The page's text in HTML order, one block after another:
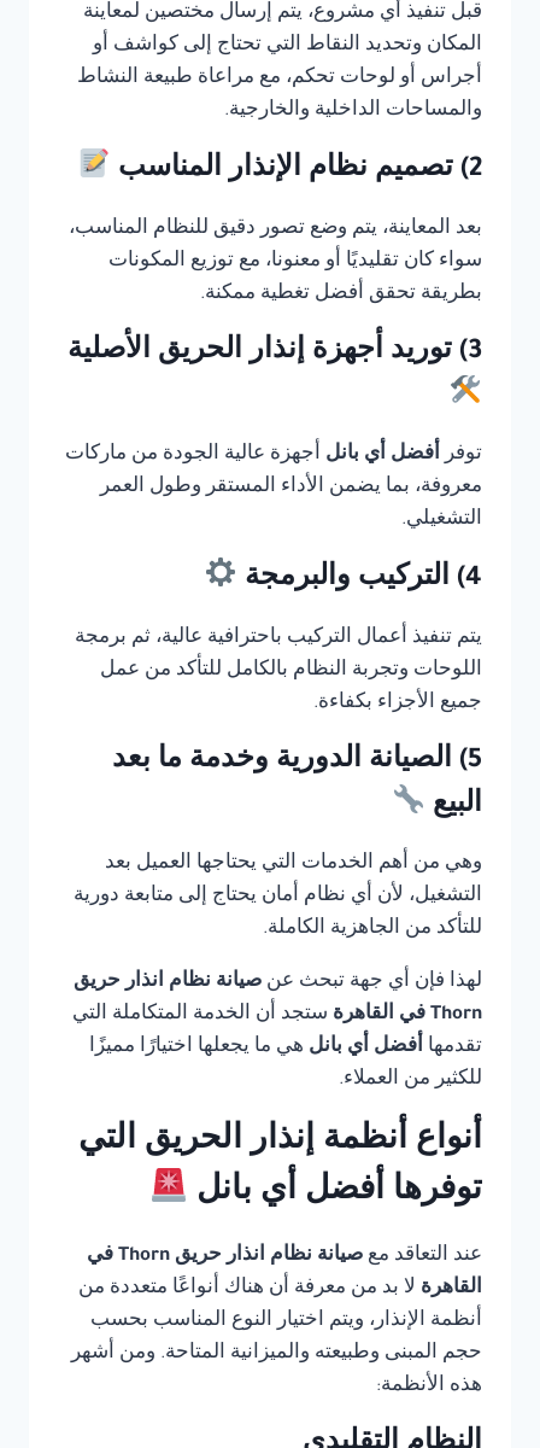
قبل تنفيذ أي مشروع، يتم إرسال مختصين لمعاينة
المكان وتحديد النقاط التي تحتاج إلى كواشف أو
أجراس أو لوحات تحكم، مع مراعاة طبيعة النشاط
والمساحات الداخلية والخارجية.
2) تصميم نظام الإنذار المناسب
بعد المعاينة، يتم وضع تصور دقيق للنظام المناسب،
سواء كان تقليديًا أو معنونا، مع توزيع المكونات
بطريقة تحقق أفضل تغطية ممكنة.
3) توريد أجهزة إنذار الحريق الأصلية
توفر أفضل أي بانل أجهزة عالية الجودة من ماركات
معروفة، بما يضمن الأداء المستقر وطول العمر
التشغيلي.
4) التركيب والبرمجة
يتم تنفيذ أعمال التركيب باحترافية عالية، ثم برمجة
اللوحات وتجربة النظام بالكامل للتأكد من عمل
جميع الأجزاء بكفاءة.
5) الصيانة الدورية وخدمة ما بعد
البيع
وهي من أهم الخدمات التي يحتاجها العميل بعد
التشغيل، لأن أي نظام أمان يحتاج إلى متابعة دورية
للتأكد من الجاهزية الكاملة.
لهذا فإن أي جهة تبحث عن صيانة نظام انذار حريق
Thorn في القاهرة
ستجد أن الخدمة المتكاملة التي
تقدمها أفضل أي بانل هي ما يجعلها اختيارًا مميزًا
للكثير من العملاء.
أنواع أنظمة إنذار الحريق التي
توفرها أفضل أي بانل
عند التعاقد مع
صيانة نظام انذار حريق Thorn في
القاهرة لا بد من معرفة أن هناك أنواعًا متعددة من
أنظمة الإنذار، ويتم اختيار النوع المناسب بحسب
حجم المبنى وطبيعته والميزانية المتاحة. ومن أشهر
هذه الأنظمة: